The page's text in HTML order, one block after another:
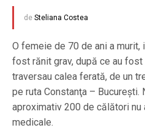
de Steliana Costea
O femeie de 70 de ani a murit,
fost rănit grav, după ce au
traversau calea ferată, de un
pe ruta Constanţa – Bucureşti.
aproximativ 200 de călători nu
medicale.